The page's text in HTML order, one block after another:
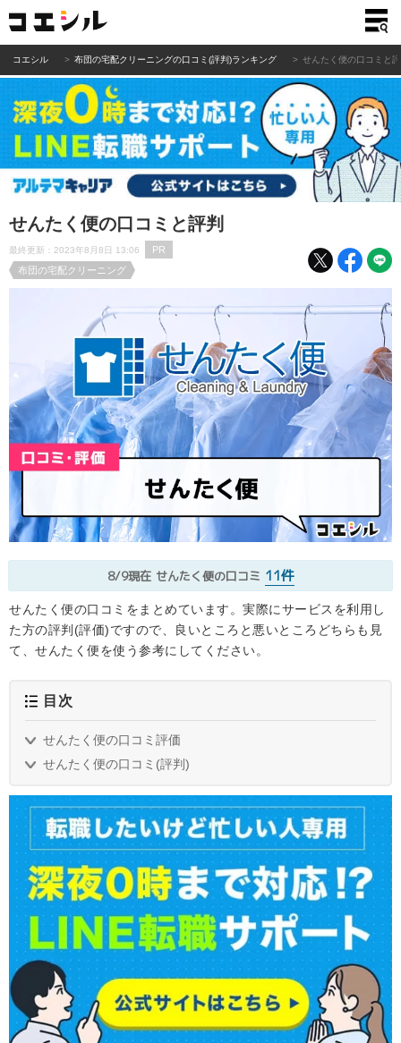
コエシル 布団の宅配クリーニングの口コミ(評判)ランキング せんたく便の口コミと
せんたく便の口コミと評判
最終更新：2023年8月8日 13:06
PR
布団の宅配クリーニング
8/9現在 せんたく便の口コミ 11件
せんたく便の口コミをまとめています。実際にサービスを利用し
た方の評判(評価)ですので、良いところと悪いところどちらも見
て、せんたく便を使う参考にしてください。
目次
せんたく便の口コミ評価
せんたく便の口コミ(評判)